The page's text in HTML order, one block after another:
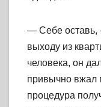
— Себе оставь,
выходу из
человека, он
привычно вжал
процедура